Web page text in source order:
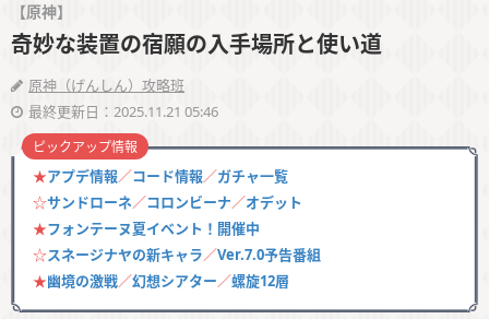
【原神】
奇妙な装置の宿願の入手場所と使い道
原神（げんしん）攻略班
最終更新日：2025.11.21 05:46
★アプデ情報／コード情報／ガチャ一覧
☆サンドローネ／コロンビーナ／オデット
★フォンテーヌ夏イベント！開催中
☆スネージナヤの新キャラ／Ver.7.0予告番組
★幽境の激戦／幻想シアター／螺旋12層
ピックアップ情報